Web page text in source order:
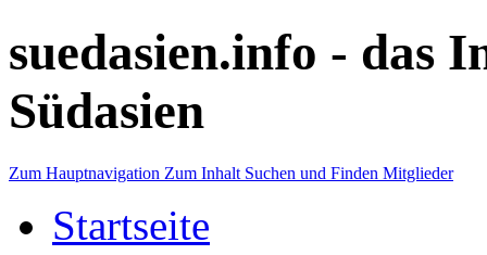
suedasien.info - das
Südasien
Zum Hauptnavigation Zum Inhalt Suchen und Finden Mitglieder
Startseite